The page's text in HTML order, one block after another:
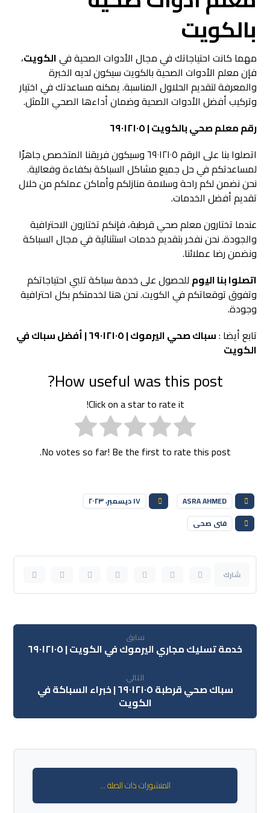
بالكويت
مهما كانت احتياجاتك في مجال الأدوات الصحية فيالكويت،
فإن معلم الأدوات الصحية بالكويت سيكون لديه الخبرة
والمعرفة لتقديم الحلاول المناسبة. يمكنه مساعدتك في اختيار
وتركيب أفضل الأدوات الصحية وضمان أداءها الصحي الأمثل.
رقم معلم صحي بالكويت | ٦٩٠١٢١٠٥
اتصلوا بنا على الرقم ٦٩٠١٢١٠٥ وسيكون فريقنا المتخصص جاهزًا
لمساعدتكم في حل جميع مشاكل السباكة بكفاءة وفعالية.
نحن نضمن لكم راحة وسلامة منازلكم وأماكن عملكم من خلال
تقديم أفضل الخدمات.
عندما تختارون معلم صحي قرطبة، فإنكم تختارون الاحترافية
والجودة. نحن نفخر بتقديم خدمات استثنائية في مجال السباكة
ونضمن رضا عملائنا.
اتصلوا بنا اليوم للحصول على خدمة سباكة تلبي احتياجاتكم
وتفوق توقعاتكم في الكويت. نحن هنا لخدمتكم بكل احترافية
وجودة.
تابع أيضا :
سباك صحي اليرموك | ٦٩٠١٢١٠٥ | أفضل سباك في
الكويت
How useful was this post?
Click on a star to rate it!
No votes so far! Be the first to rate this post.
ASRA AHMED
١٧ ديسمبر، ٢٠٢٣
فنى صحى
سابق
خدمة تسليك مجاري اليرموك في الكويت | ٦٩٠١٢١٠٥
التالي
سباك صحي قرطبة ٦٩٠١٢١٠٥ | خبراء السباكة في
الكويت
المنشورات ذات الصلة ...